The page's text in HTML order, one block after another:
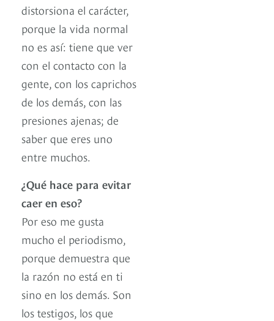
distorsiona el carácter,
porque la vida normal
no es así: tiene que ver
con el contacto con la
gente, con los caprichos
de los demás, con las
presiones ajenas; de
saber que eres uno
entre muchos.
¿Qué hace para evitar
caer en eso?
Por eso me gusta
mucho el periodismo,
porque demuestra que
la razón no está en ti
sino en los demás. Son
los testigos, los que